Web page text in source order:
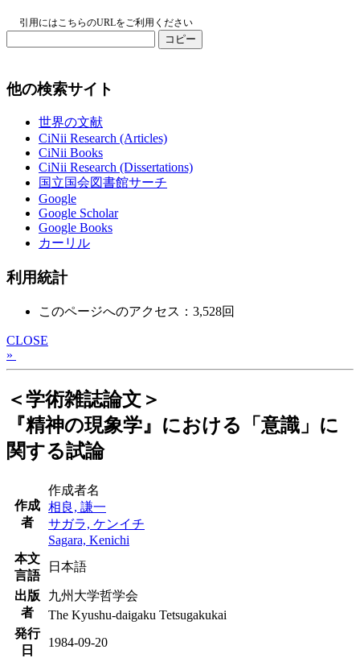
引用にはこちらのURLをご利用ください
コピー
他の検索サイト
世界の文献
CiNii Research (Articles)
CiNii Books
CiNii Research (Dissertations)
国立国会図書館サーチ
Google
Google Scholar
Google Books
カーリル
利用統計
このページへのアクセス：3,528回
CLOSE
»
＜学術雑誌論文＞
『精神の現象学』における「意識」に
関する試論
作成
者
作成者名
相良, 謙一
サガラ, ケンイチ
Sagara, Kenichi
本文
言語
日本語
出版
者
九州大学哲学会
The Kyushu-daigaku Tetsugakukai
発行
日
1984-09-20